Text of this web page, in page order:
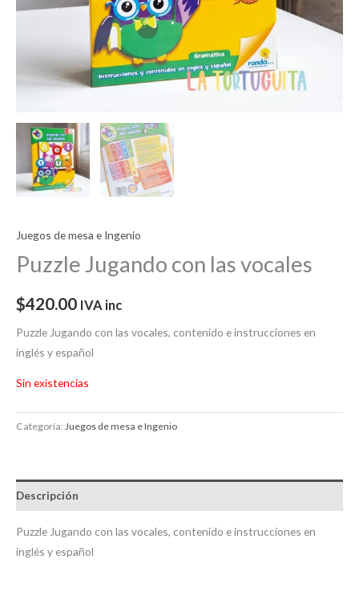
Juegos de mesa e Ingenio
Puzzle Jugando con las vocales
$420.00 IVA inc
Puzzle Jugando con las vocales, contenido e instrucciones en
inglés y español
Sin existencias
Categoría:Juegos de mesa e Ingenio
Descripción
Puzzle Jugando con las vocales, contenido e instrucciones en
inglés y español